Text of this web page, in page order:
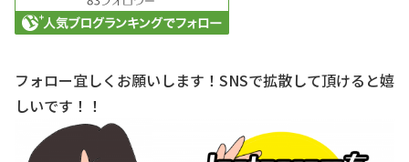
フォロー宜しくお願いします！SNSで拡散して頂けると嬉
しいです！！